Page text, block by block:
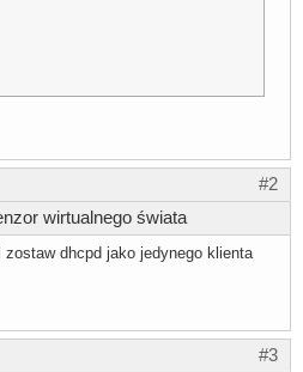
#2
wirtualnego świata
dhcpd jako jedynego klienta
#3